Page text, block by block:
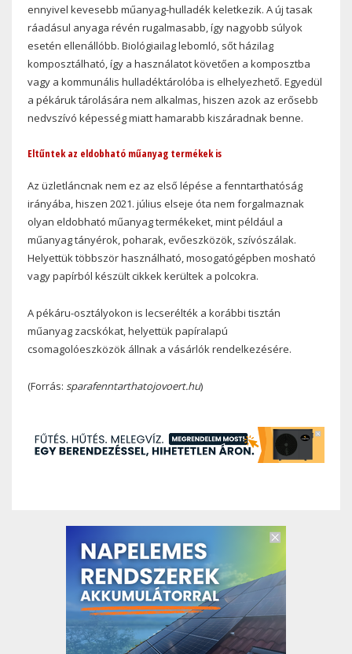
ennyivel kevesebb műanyag-hulladék keletkezik. A új tasak
ráadásul anyaga révén rugalmasabb, így nagyobb súlyok
esetén ellenállóbb. Biológiailag lebomló, sőt házilag
komposztálható, így a használatot követően a komposztba
vagy a kommunális hulladéktárolóba is elhelyezhető. Egyedül
a pékáruk tárolására nem alkalmas, hiszen azok az erősebb
nedvszívó képesség miatt hamarabb kiszáradnak benne.
Eltűntek az eldobható műanyag termékek is
Az üzletláncnak nem ez az első lépése a fenntarthatóság
irányába, hiszen 2021. július elseje óta nem forgalmaznak
olyan eldobható műanyag termékeket, mint például a
műanyag tányérok, poharak, evőeszközök, szívószálak.
Helyettük többször használható, mosogatógépben mosható
vagy papírból készült cikkek kerültek a polcokra.
A pékáru-osztályokon is lecserélték a korábbi tisztán
műanyag zacskókat, helyettük papíralapú
csomagolóeszközök állnak a vásárlók rendelkezésére.
(Forrás: sparafenntarthatojovoert.hu)